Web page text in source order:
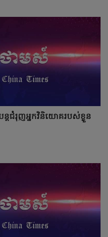
ន្តជំរុញអ្នកវិនិយោគរបស់ខ្លួន